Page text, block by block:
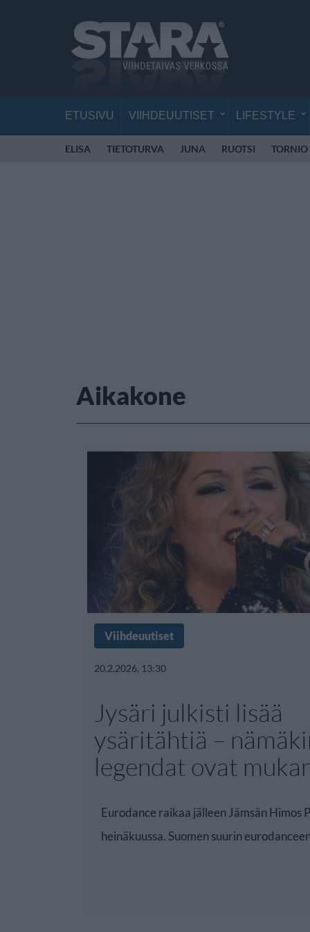
ETUSIVU VIIHDEUUTISET LIFESTYLE
ELISA TIETOTURVA JUNA RUOTSI TORNIO
Aikakone
Viihdeuutiset
20.2.2026, 13:30
Jysäri julkisti lisää
ysäritähtiä –
legendat ovat
Eurodance raikaa jälleen Jämsän Himos
heinäkuussa. Suomen suurin